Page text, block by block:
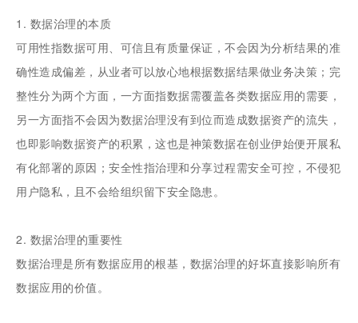
1. 数据治理的本质
可用性指数据可用、可信且有质量保证，不会因为分析结果的准
确性造成偏差，从业者可以放心地根据数据结果做业务决策；完
整性分为两个方面，一方面指数据需覆盖各类数据应用的需要，
另一方面指不会因为数据治理没有到位而造成数据资产的流失，
也即影响数据资产的积累，这也是神策数据在创业伊始便开展私
有化部署的原因；安全性指治理和分享过程需安全可控，不侵犯
用户隐私，且不会给组织留下安全隐患。
2. 数据治理的重要性
数据治理是所有数据应用的根基，数据治理的好坏直接影响所有
数据应用的价值。